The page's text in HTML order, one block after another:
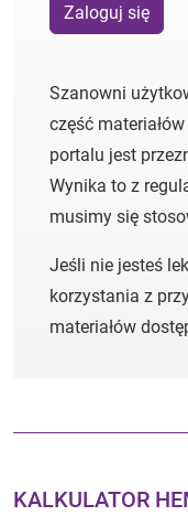
Zaloguj się
Szanowni
część
portalu jest
Wynika to z
musimy się
Jeśli nie jesteś
korzystania z
materiałów
KALKULATOR